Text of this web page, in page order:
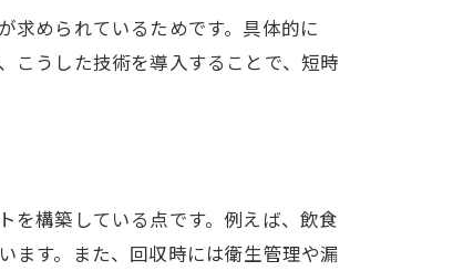
求められているためです。具体的に
こうした技術を導入することで、短時
を構築している点です。例えば、飲食
ます。また、回収時には衛生管理や漏